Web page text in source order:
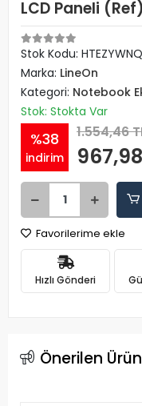
LCD Paneli (Ref)
Stok Kodu:
Marka: LineOn
Kategori: Notebook
Stok: Stokta Var
%38
indirim
1.554,46
Favorilerime ekle
Hızlı Gönderi
Önerilen